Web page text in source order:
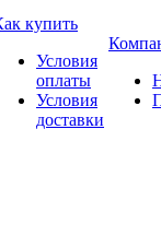
купить
Условия
оплаты
Условия
доставки